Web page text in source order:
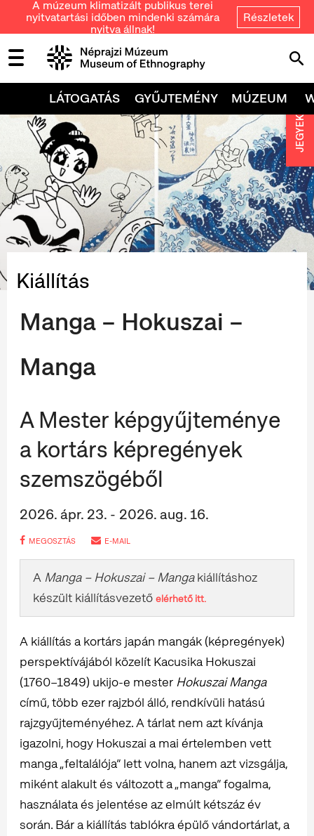
A múzeum klimatizált publikus terei
nyitvatartási időben mindenki számára
nyitva állnak!
Részletek
LÁTOGATÁS GYŰJTEMÉNY MÚZEUM
Kiállítás
Manga – Hokuszai –
Manga
A Mester képgyűjteménye
a kortárs képregények
szemszögéből
2026. ápr. 23. - 2026. aug. 16.
MEGOSZTÁS E-MAIL
A Manga – Hokuszai – Mangakiállításhoz
készült kiállításvezető elérhető itt.
A kiállítás a kortárs japán mangák (képregények)
perspektívájából közelít Kacusika Hokuszai
(1760–1849) ukijo-e mester Hokuszai Manga
című, több ezer rajzból álló, rendkívüli hatású
rajzgyűjteményéhez. A tárlat nem azt kívánja
igazolni, hogy Hokuszai a mai értelemben vett
manga „feltalálója” lett volna, hanem azt vizsgálja,
miként alakult és változott a „manga” fogalma,
használata és jelentése az elmúlt kétszáz év
során. Bár a kiállítás tablókra épülő vándortárlat, a
JEGYEK